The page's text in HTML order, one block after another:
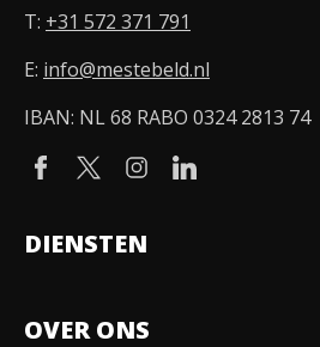
T: +31 572 371 791
E: info@mestebeld.nl
IBAN: NL 68 RABO 0324 2813 74
DIENSTEN
OVER ONS